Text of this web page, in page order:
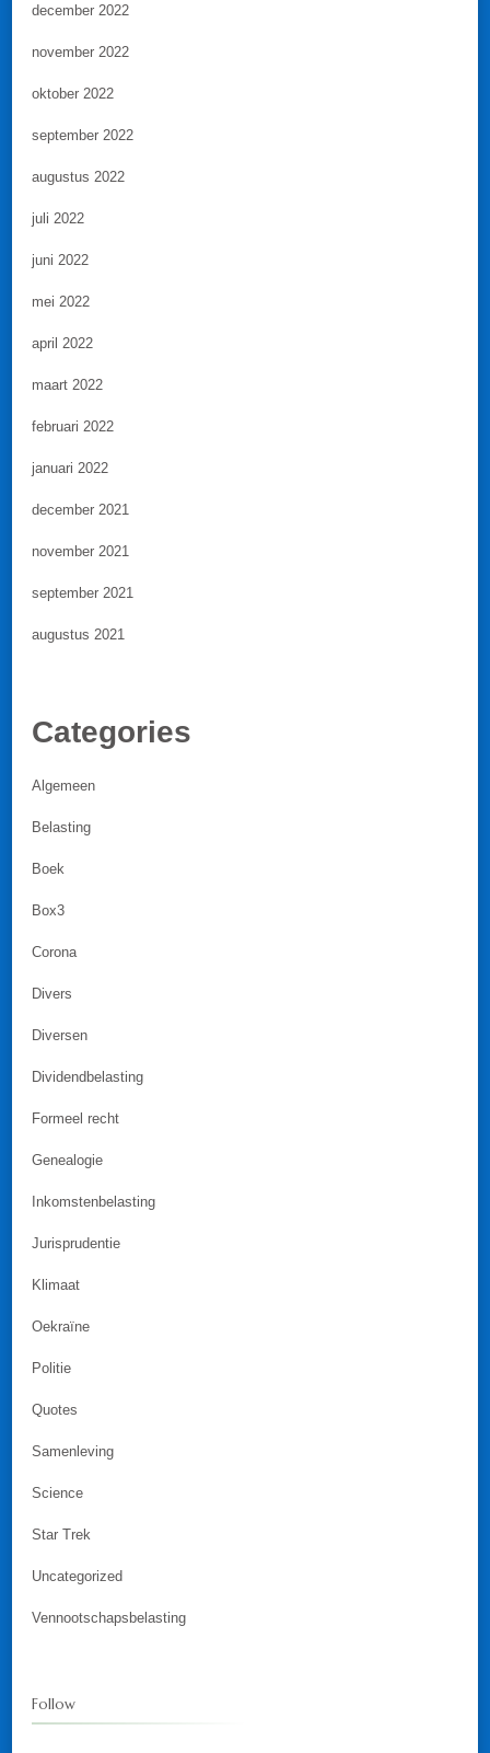
december 2022
november 2022
oktober 2022
september 2022
augustus 2022
juli 2022
juni 2022
mei 2022
april 2022
maart 2022
februari 2022
januari 2022
december 2021
november 2021
september 2021
augustus 2021
Categories
Algemeen
Belasting
Boek
Box3
Corona
Divers
Diversen
Dividendbelasting
Formeel recht
Genealogie
Inkomstenbelasting
Jurisprudentie
Klimaat
Oekraïne
Politie
Quotes
Samenleving
Science
Star Trek
Uncategorized
Vennootschapsbelasting
Follow